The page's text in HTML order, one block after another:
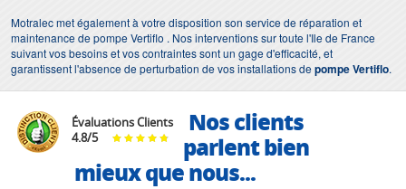
Motralec met également à votre disposition son service de réparation et
maintenance de pompe Vertiflo . Nos interventions sur toute l'Ile de France
suivant vos besoins et vos contraintes sont un gage d'efficacité, et
garantissent l'absence de perturbation de vos installations depompe Vertiflo.
Évaluations Clients
4.8/5
Nos clients
parlent bien
mieux que nous...